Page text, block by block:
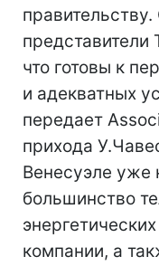
представители
что готовы к
и адекватных
передает
прихода
Венесуэле уже
большинство
компании, а